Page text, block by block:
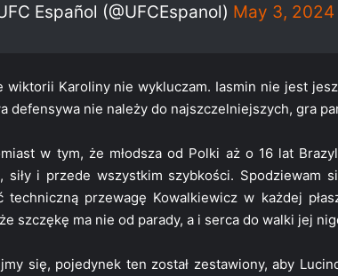
Español (@UFCEspanol) May 3, 2024
wiktorii Karoliny nie wykluczam. Iasmin nie jest
defensywa nie należy do najszczelniejszych, gra
w tym, że młodsza od Polki aż o 16 lat
siły i przede wszystkim szybkości. Spodziewam
techniczną przewagę Kowalkiewicz w każdej
szczękę ma nie od parady, a i serca do walki jej
się, pojedynek ten został zestawiony, aby